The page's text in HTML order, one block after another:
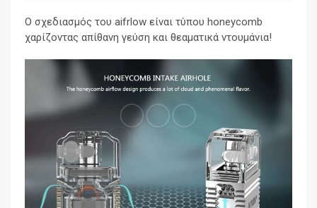
Ο σχεδιασμός του aifrlow είναι τύπου honeycomb
χαρίζοντας απίθανη γεύση και θεαματικά ντουμάνια!